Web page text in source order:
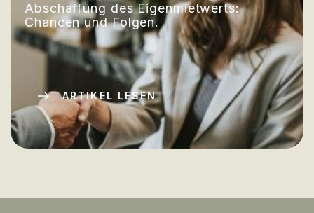
Abschaffung des Eigenmietwerts:
Chancen und Folgen.
ARTIKEL LESEN